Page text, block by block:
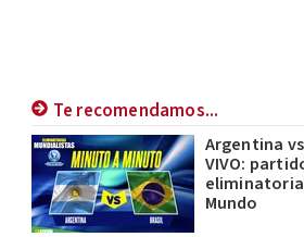
Te recomendamos...
Argentina
VIVO:
Mundo